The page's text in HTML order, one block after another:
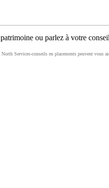
ou parlez à votre
Services-conseils en placements peuvent vous